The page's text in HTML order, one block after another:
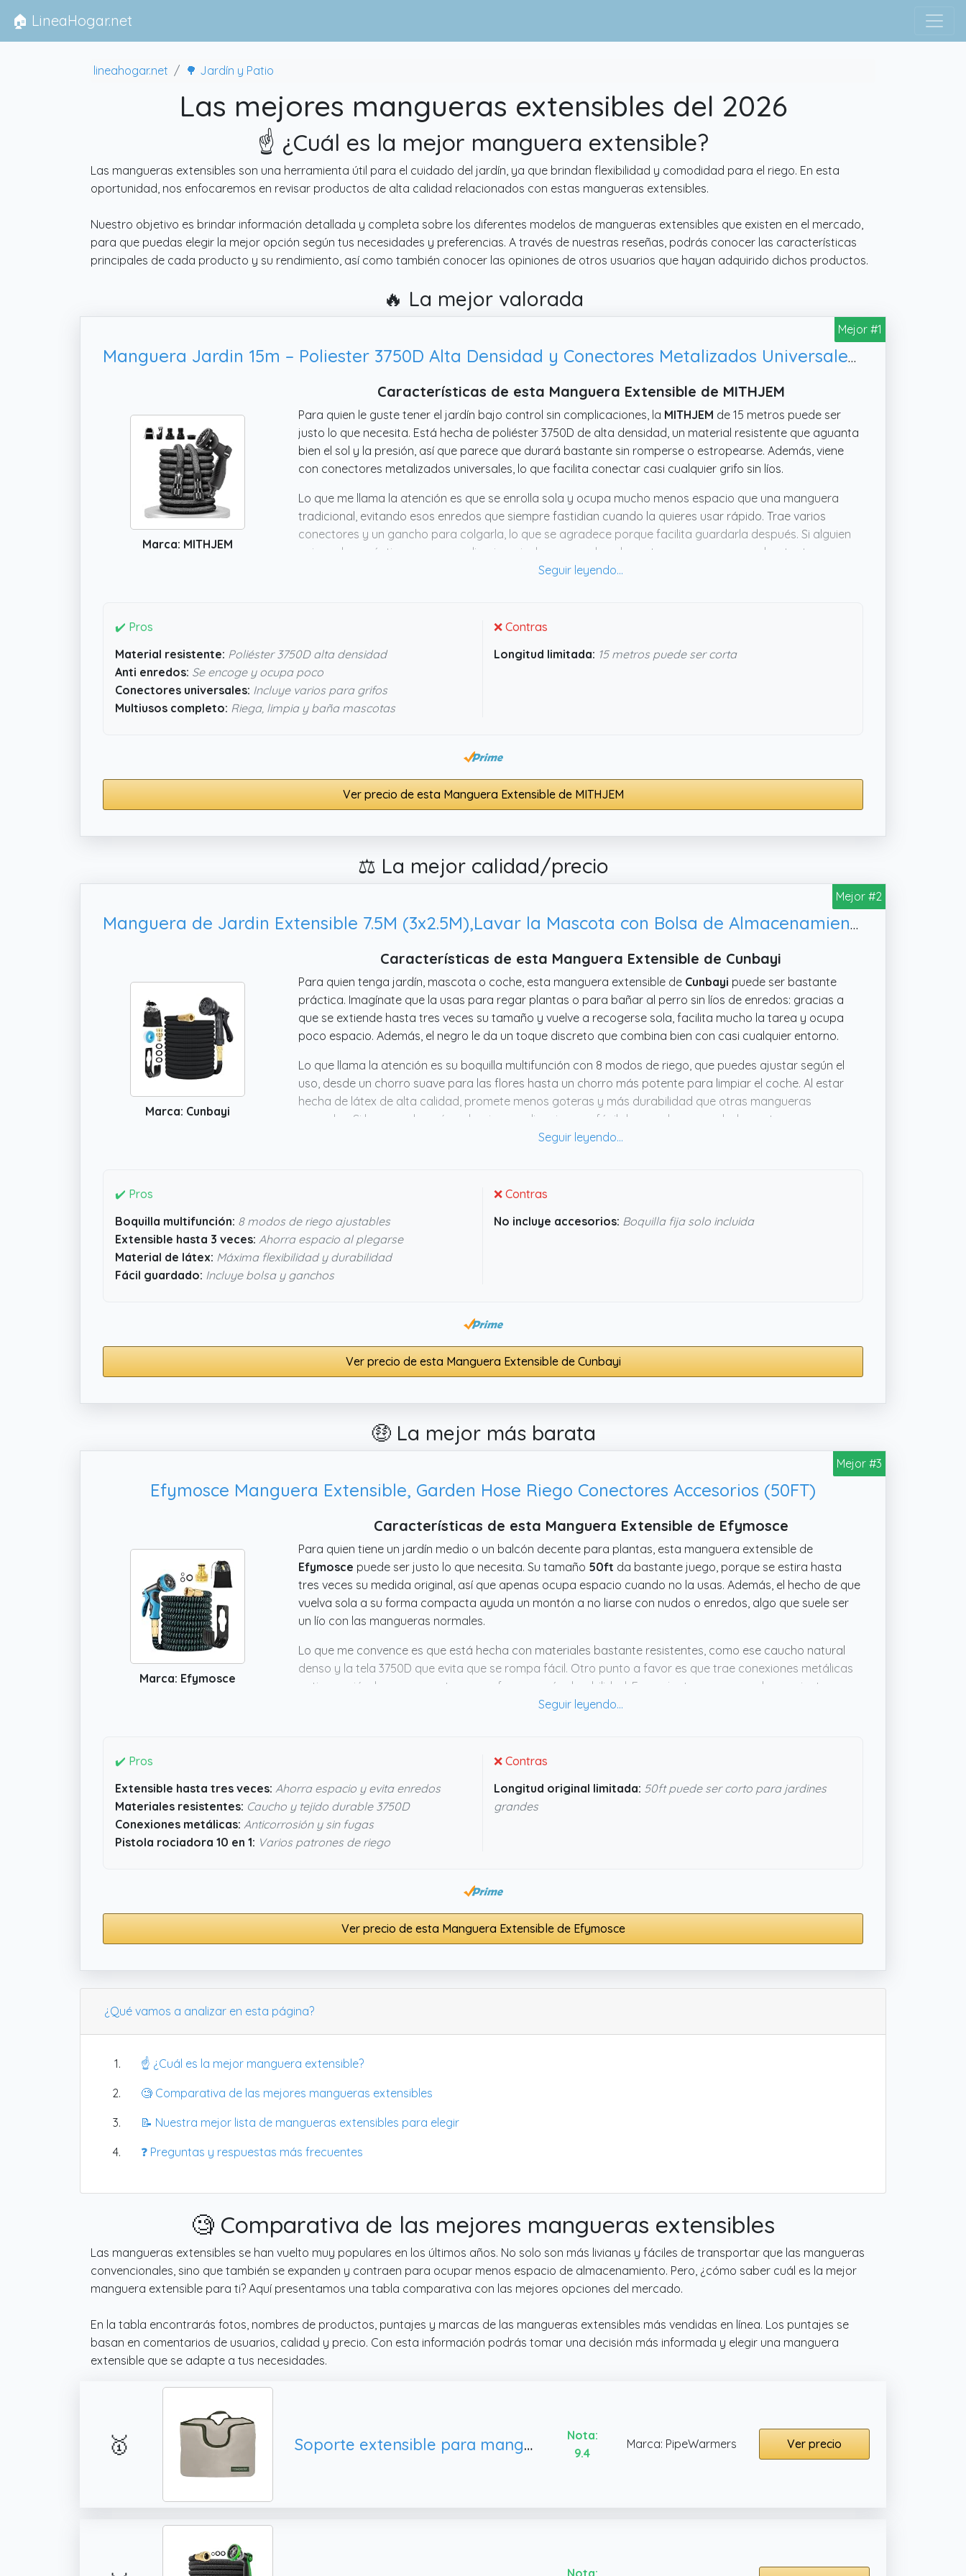
🏠 LineaHogar.net
lineahogar.net 🌳 Jardín y Patio
Las mejores mangueras extensibles del 2026
☝️ ¿Cuál es la mejor manguera extensible?
Las mangueras extensibles son una herramienta útil para el cuidado del jardín, ya que brindan flexibilidad y comodidad para el riego. En esta
oportunidad, nos enfocaremos en revisar productos de alta calidad relacionados con estas mangueras extensibles.
Nuestro objetivo es brindar información detallada y completa sobre los diferentes modelos de mangueras extensibles que existen en el mercado,
para que puedas elegir la mejor opción según tus necesidades y preferencias. A través de nuestras reseñas, podrás conocer las características
principales de cada producto y su rendimiento, así como también conocer las opiniones de otros usuarios que hayan adquirido dichos productos.
🔥 La mejor valorada
Mejor #1
Manguera Jardin 15m – Poliester 3750D Alta Densidad y Conectores Metalizados Universales 1/2", 3/4" – Manguera Extensible Enrollable – Garden Hose
Marca: MITHJEM
Características de esta Manguera Extensible de MITHJEM
Para quien le guste tener el jardín bajo control sin complicaciones, la MITHJEM de 15 metros puede ser
justo lo que necesita. Está hecha de poliéster 3750D de alta densidad, un material resistente que aguanta
bien el sol y la presión, así que parece que durará bastante sin romperse o estropearse. Además, viene
con conectores metalizados universales, lo que facilita conectar casi cualquier grifo sin líos.
Lo que me llama la atención es que se enrolla sola y ocupa mucho menos espacio que una manguera
tradicional, evitando esos enredos que siempre fastidian cuando la quieres usar rápido. Trae varios
conectores y un gancho para colgarla, lo que se agradece porque facilita guardarla después. Si alguien
quiere algo práctico para regar, limpiar o incluso para el coche, esta manguera parece bastante
completa y bien pensada. No está mal para quien busque algo duradero y sin complicaciones.
✔️ Pros
Material resistente: Poliéster 3750D alta densidad
Anti enredos: Se encoge y ocupa poco
Conectores universales: Incluye varios para grifos
Multiusos completo: Riega, limpia y baña mascotas
❌ Contras
Longitud limitada: 15 metros puede ser corta
Ver precio de esta Manguera Extensible de MITHJEM
⚖️ La mejor calidad/precio
Mejor #2
Manguera de Jardin Extensible 7.5M (3x2.5M),Lavar la Mascota con Bolsa de Almacenamiento
Marca: Cunbayi
Características de esta Manguera Extensible de Cunbayi
Para quien tenga jardín, mascota o coche, esta manguera extensible de Cunbayi puede ser bastante
práctica. Imagínate que la usas para regar plantas o para bañar al perro sin líos de enredos: gracias a
que se extiende hasta tres veces su tamaño y vuelve a recogerse sola, facilita mucho la tarea y ocupa
poco espacio. Además, el negro le da un toque discreto que combina bien con casi cualquier entorno.
Lo que llama la atención es su boquilla multifunción con 8 modos de riego, que puedes ajustar según el
uso, desde un chorro suave para las flores hasta un chorro más potente para limpiar el coche. Al estar
hecha de látex de alta calidad, promete menos goteras y más durabilidad que otras mangueras
normales. Si buscas algo cómodo, sin complicaciones y fácil de guardar en esa bolsa, esta parece una
solución bastante bien pensada para el día a día.
✔️ Pros
Boquilla multifunción: 8 modos de riego ajustables
Extensible hasta 3 veces: Ahorra espacio al plegarse
Material de látex: Máxima flexibilidad y durabilidad
Fácil guardado: Incluye bolsa y ganchos
❌ Contras
No incluye accesorios: Boquilla fija solo incluida
Ver precio de esta Manguera Extensible de Cunbayi
🤑 La mejor más barata
Mejor #3
Efymosce Manguera Extensible, Garden Hose Riego Conectores Accesorios (50FT)
Marca: Efymosce
Características de esta Manguera Extensible de Efymosce
Para quien tiene un jardín medio o un balcón decente para plantas, esta manguera extensible de
Efymosce puede ser justo lo que necesita. Su tamaño 50ft da bastante juego, porque se estira hasta
tres veces su medida original, así que apenas ocupa espacio cuando no la usas. Además, el hecho de que
vuelva sola a su forma compacta ayuda un montón a no liarse con nudos o enredos, algo que suele ser
un lío con las mangueras normales.
Lo que me convence es que está hecha con materiales bastante resistentes, como ese caucho natural
denso y la tela 3750D que evita que se rompa fácil. Otro punto a favor es que trae conexiones metálicas
anticorrosión, lo que promete menos fugas y más durabilidad. En conjunto parece una herramienta
práctica para no comerse la cabeza con el riego y que aguante bien el paso del tiempo. Vale la pena si
✔️ Pros
Extensible hasta tres veces: Ahorra espacio y evita enredos
Materiales resistentes: Caucho y tejido durable 3750D
Conexiones metálicas: Anticorrosión y sin fugas
Pistola rociadora 10 en 1: Varios patrones de riego
❌ Contras
Longitud original limitada: 50ft puede ser corto para jardines
grandes
Ver precio de esta Manguera Extensible de Efymosce
¿Qué vamos a analizar en esta página?
☝️ ¿Cuál es la mejor manguera extensible?
🧐 Comparativa de las mejores mangueras extensibles
📝 Nuestra mejor lista de mangueras extensibles para elegir
❓ Preguntas y respuestas más frecuentes
🧐 Comparativa de las mejores mangueras extensibles
Las mangueras extensibles se han vuelto muy populares en los últimos años. No solo son más livianas y fáciles de transportar que las mangueras
convencionales, sino que también se expanden y contraen para ocupar menos espacio de almacenamiento. Pero, ¿cómo saber cuál es la mejor
manguera extensible para ti? Aquí presentamos una tabla comparativa con las mejores opciones del mercado.
En la tabla encontrarás fotos, nombres de productos, puntajes y marcas de las mangueras extensibles más vendidas en línea. Los puntajes se
basan en comentarios de usuarios, calidad y precio. Con esta información podrás tomar una decisión más informada y elegir una manguera
extensible que se adapte a tus necesidades.
🥇 Soporte extensible para manguera de jardín por Hose Pocket – Guarda tu manguera de jardín expandible de forma ordenada y sencilla – Tamaño grande diseñado para manguera de 50 a 100 pies (grande)
Nota:
9.4
Marca: PipeWarmers Ver precio
Nota: